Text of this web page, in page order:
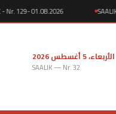
- Nr. 129- 01.08.2026
الأربعاء، 5 أغسطس 2026
SAALIK — Nr. 32